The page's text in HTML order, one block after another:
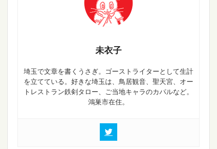
未衣子
埼玉で文章を書くうさぎ。ゴーストライターとして生計
を立てている。好きな埼玉は、鳥居観音、聖天宮、オー
トレストラン鉄剣タロー、ご当地キャラのカパルなど。
鴻巣市在住。